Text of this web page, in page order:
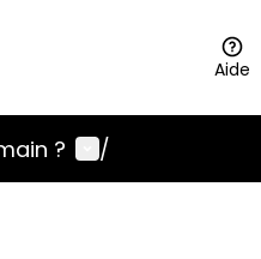
Aide
? Menu utilisateur
/